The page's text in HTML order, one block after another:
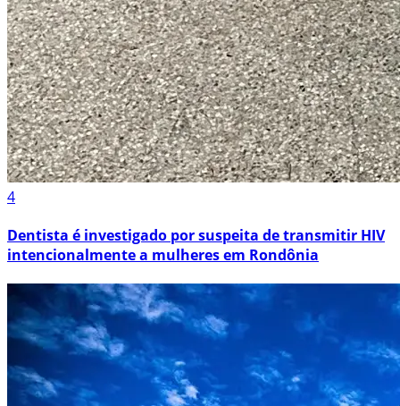
4
Dentista é investigado por suspeita de transmitir HIV
intencionalmente a mulheres em Rondônia